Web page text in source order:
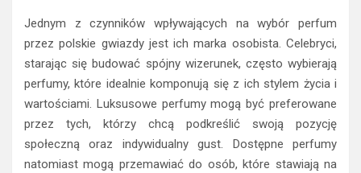
Jednym z czynników wpływających na wybór perfum
przez polskie gwiazdy jest ich marka osobista. Celebryci,
starając się budować spójny wizerunek, często wybierają
perfumy, które idealnie komponują się z ich stylem życia i
wartościami. Luksusowe perfumy mogą być preferowane
przez tych, którzy chcą podkreślić swoją pozycję
społeczną oraz indywidualny gust. Dostępne perfumy
natomiast mogą przemawiać do osób, które stawiają na